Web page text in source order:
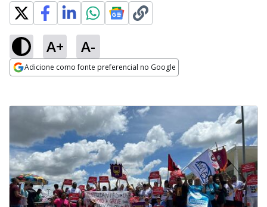
A+ A-
Adicione como fonte preferencial no Google